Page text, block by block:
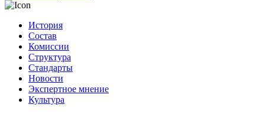
История
Состав
Комиссии
Структура
Стандарты
Новости
Экспертное мнение
Культура